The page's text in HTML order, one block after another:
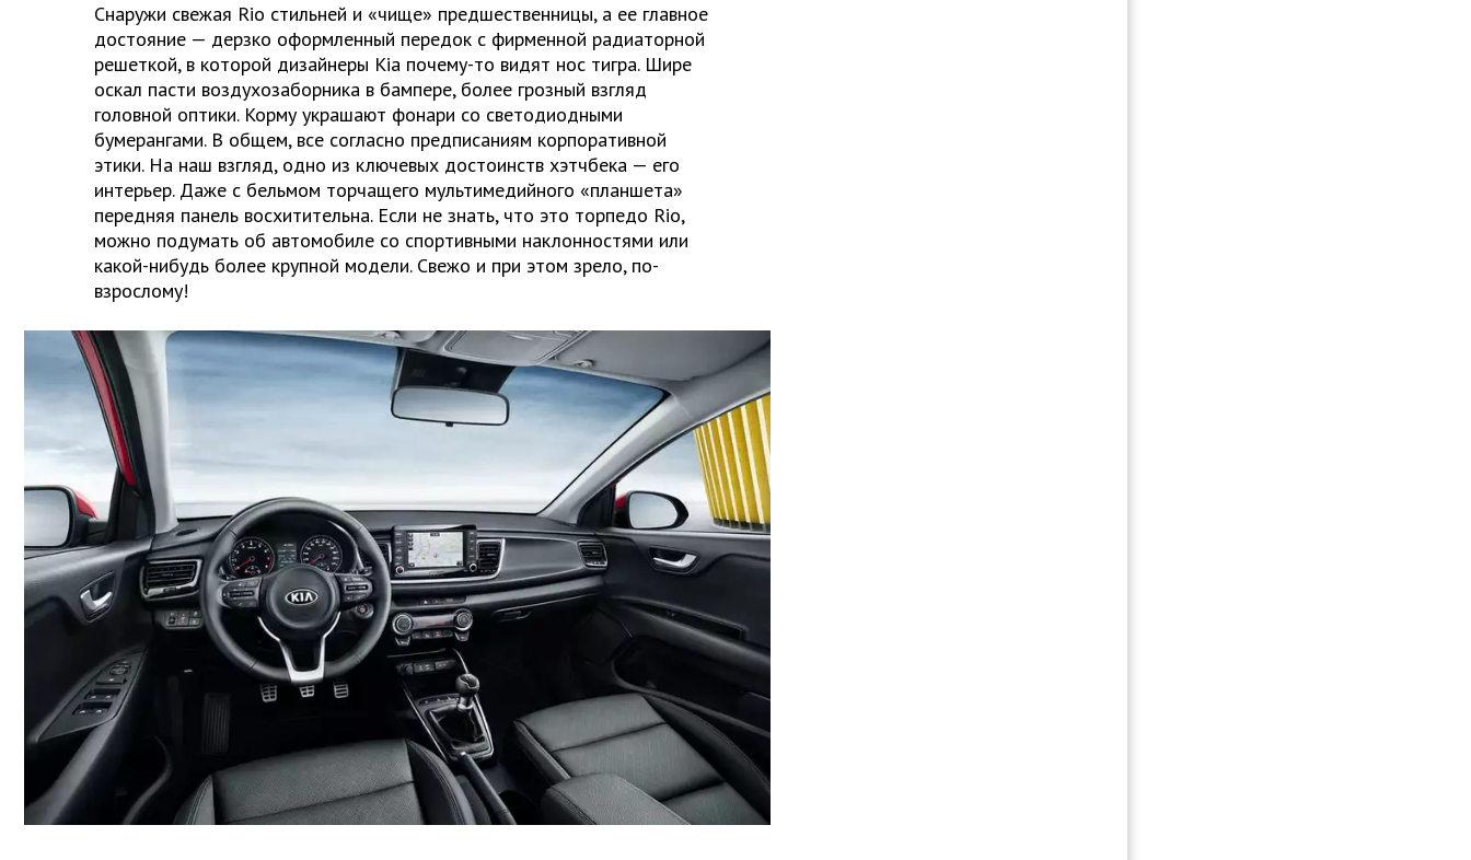
Снаружи свежая Rio стильней и «чище» предшественницы, а ее главное
достояние — дерзко оформленный передок с фирменной радиаторной
решеткой, в которой дизайнеры Kia почему-то видят нос тигра. Шире
оскал пасти воздухозаборника в бампере, более грозный взгляд
головной оптики. Корму украшают фонари со светодиодными
бумерангами. В общем, все согласно предписаниям корпоративной
этики. На наш взгляд, одно из ключевых достоинств хэтчбека — его
интерьер. Даже с бельмом торчащего мультимедийного «планшета»
передняя панель восхитительна. Если не знать, что это торпедо Rio,
можно подумать об автомобиле со спортивными наклонностями или
какой-нибудь более крупной модели. Свежо и при этом зрело, по-
взрослому!